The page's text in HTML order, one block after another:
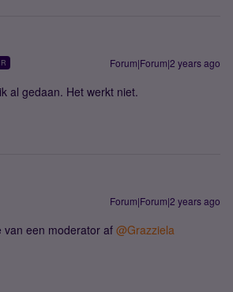
Forum|Forum|2 years ago
al gedaan. Het werkt niet.
Forum|Forum|2 years ago
van een moderator af @Grazziela